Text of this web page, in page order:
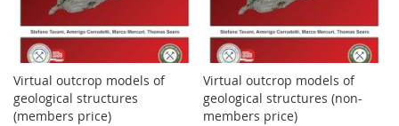
Virtual outcrop models of
geological structures
(members price)
Virtual outcrop models of
geological structures (non-
members price)